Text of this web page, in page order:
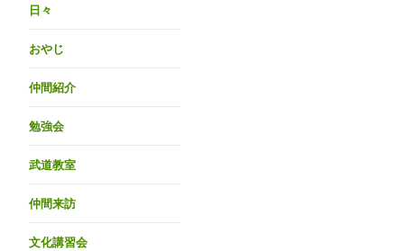
日々
おやじ
仲間紹介
勉強会
武道教室
仲間来訪
文化講習会